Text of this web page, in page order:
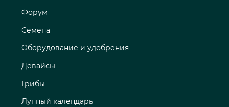
Форум
Семена
Оборудование и удобрения
Девайсы
Грибы
Лунный календарь